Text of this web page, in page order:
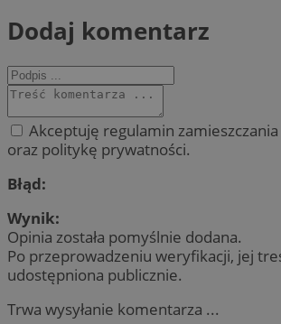
Dodaj komentarz
Akceptuję regulamin
oraz politykę prywatności.
Błąd:
Wynik:
Opinia została pomyślnie dodana.
Po przeprowadzeniu weryfikacji, jej
udostępniona publicznie.
Trwa wysyłanie komentarza ...